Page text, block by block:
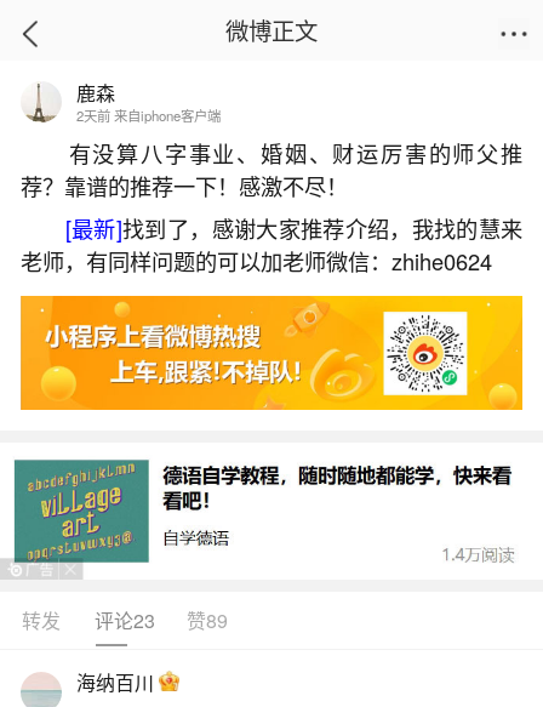
首页
什么手掌说明婚姻不顺？
2026-07-06 15:28:11 17 3 赞
生活中像什么手掌说明婚姻不顺？都是很常见
的问题，但是小问题不注意可能会引起大麻烦，下
面就这个问题给大家做一些解读：
一、十大不吉利手相来看哪些人会过的非常坎
坷
2.家庭不幸的手相：
二、肯定会离婚的手掌纹女性感情线杂乱则情
感多坎坷
微博正文
鹿森
2天前 来自iphone客户端
有没算八字事业、婚姻、财运厉害的师父推
荐？靠谱的推荐一下！感激不尽！
[最新]找到了，感谢大家推荐介绍，我找的慧来
老师，有同样问题的可以加老师微信：zhihe0624
转发 评论23 赞89
海纳百川